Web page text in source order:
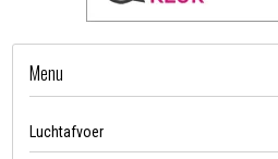
Menu
Luchtafvoer